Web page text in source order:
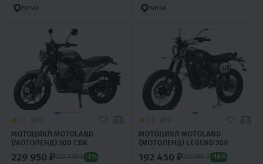
Китай
Китай
МОТОЦИКЛ MOTOLAND
(МОТОЛЕНД) 300 CBR
229 950 ₽233 950 ₽ -2%
МОТОЦИКЛ MOTOLAND
(МОТОЛЕНД) LEGEND 300
192 450 ₽227 850 ₽ -16%